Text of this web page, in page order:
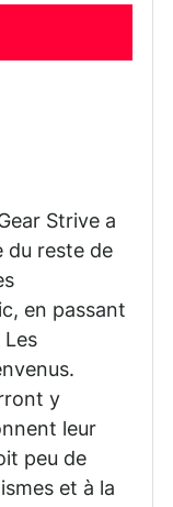
Strive a
du reste de
en passant
Les
y
leur
peu de
et à la